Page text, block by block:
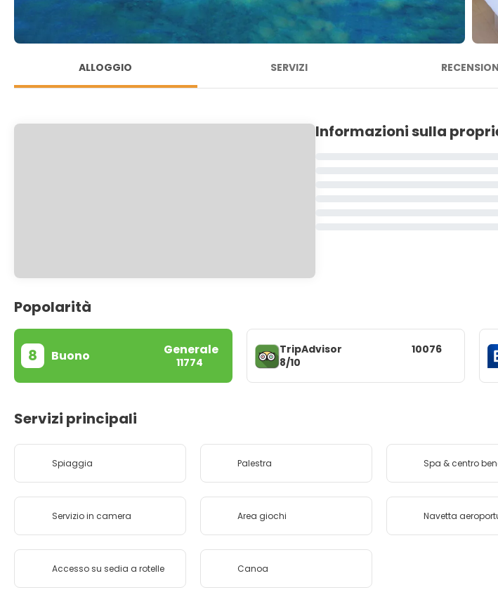
ALLOGGIO SERVIZI
Informazioni sulla
Popolarità
8 Buono Generale
11774
TripAdvisor
8/10
10076
Servizi principali
Spiaggia Palestra Spa & centro
Servizio in camera Area giochi Navetta
Accesso su sedia a rotelle Canoa